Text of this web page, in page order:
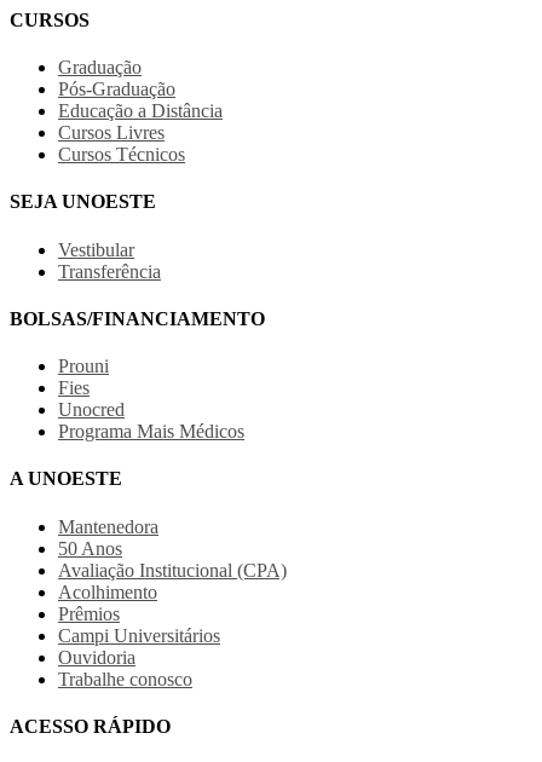
CURSOS
Graduação
Pós-Graduação
Educação a Distância
Cursos Livres
Cursos Técnicos
SEJA UNOESTE
Vestibular
Transferência
BOLSAS/FINANCIAMENTO
Prouni
Fies
Unocred
Programa Mais Médicos
A UNOESTE
Mantenedora
50 Anos
Avaliação Institucional (CPA)
Acolhimento
Prêmios
Campi Universitários
Ouvidoria
Trabalhe conosco
ACESSO RÁPIDO